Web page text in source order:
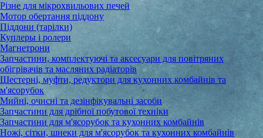
Різне для мікрохвильових печей
Мотор обертання піддону
Піддони (тарілки)
Куплеры і ролери
Магнетрони
Запчастини, комплектуючі та аксесуари для повітряних
обігрівачів та масляних радіаторів
Шестерні, муфти, редуктори для кухонних комбайнів та
м'ясорубок
Мийні, очисні та дезінфікувальні засоби
Запчастини для дрібної побутової техніки
Запчастини для м'ясорубок та кухонних комбайнів
Ножі, сітки, шнеки для м'ясорубок та кухонних комбайнів